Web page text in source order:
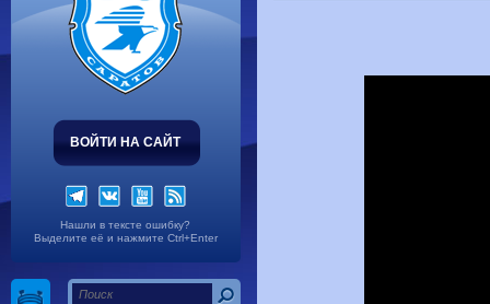
ВОЙТИ НА САЙТ
Нашли в тексте ошибку?
Выделите её и нажмите Ctrl+Enter